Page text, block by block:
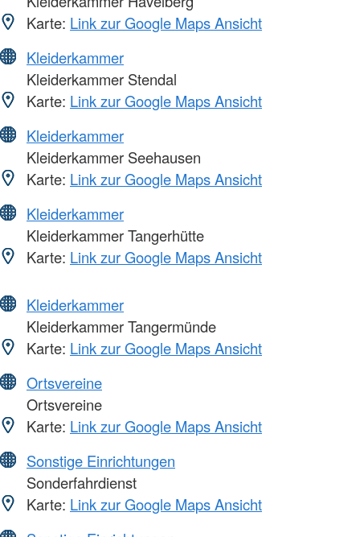
Karte: Link zur Google Maps Ansicht
Kleiderkammer
Kleiderkammer Stendal
Karte: Link zur Google Maps Ansicht
Kleiderkammer
Kleiderkammer Seehausen
Karte: Link zur Google Maps Ansicht
Kleiderkammer
Kleiderkammer Tangerhütte
Karte: Link zur Google Maps Ansicht
Kleiderkammer
Kleiderkammer Tangermünde
Karte: Link zur Google Maps Ansicht
Ortsvereine
Ortsvereine
Karte: Link zur Google Maps Ansicht
Sonstige Einrichtungen
Sonderfahrdienst
Karte: Link zur Google Maps Ansicht